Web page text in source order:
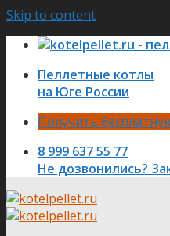
Skip to content
Пеллетные котлы
на Юге России
Получить
8 999 637 55 77
Не дозвонились?